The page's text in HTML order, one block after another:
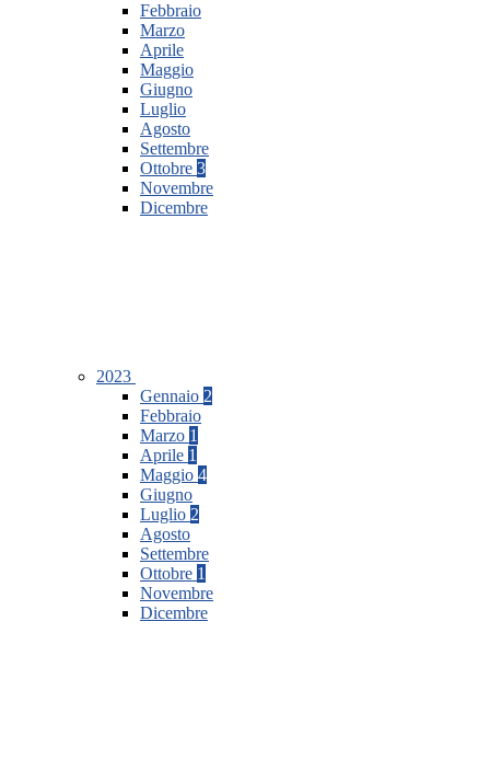
Febbraio
Marzo
Aprile
Maggio
Giugno
Luglio
Agosto
Settembre
Ottobre 3
Novembre
Dicembre
2023
Gennaio 2
Febbraio
Marzo 1
Aprile 1
Maggio 4
Giugno
Luglio 2
Agosto
Settembre
Ottobre 1
Novembre
Dicembre